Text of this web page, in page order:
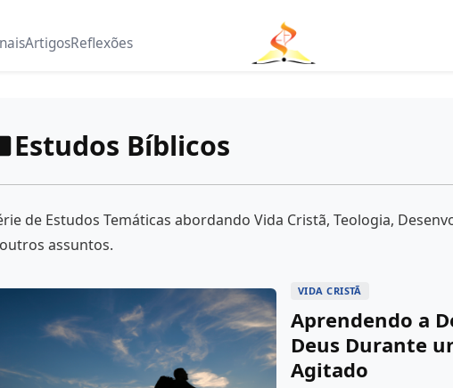
ArtigosReflexões
Estudos Bíblicos
de Estudos Temáticas abordando Vida Cristã, Teologia,
assuntos.
VIDA CRISTÃ
Aprendendo a
Deus Durante
Agitado